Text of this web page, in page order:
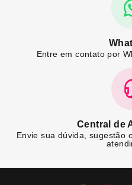
Entre em contato por
Central de
Envie sua dúvida, sugestão